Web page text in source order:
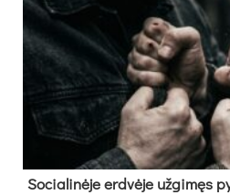
So­cia­li­nė­je erd­vė­je už­gi­męs